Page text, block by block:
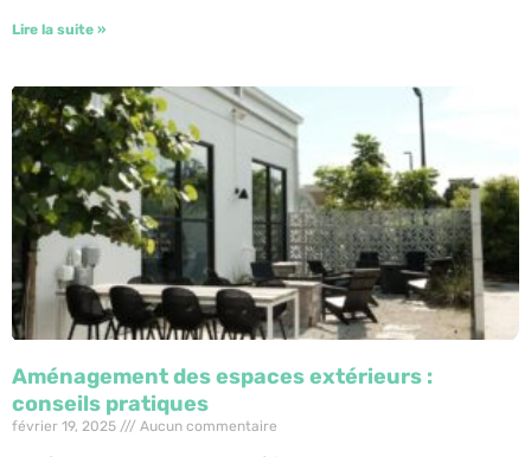
Lire la suite »
Aménagement des espaces extérieurs :
conseils pratiques
février 19, 2025 Aucun commentaire